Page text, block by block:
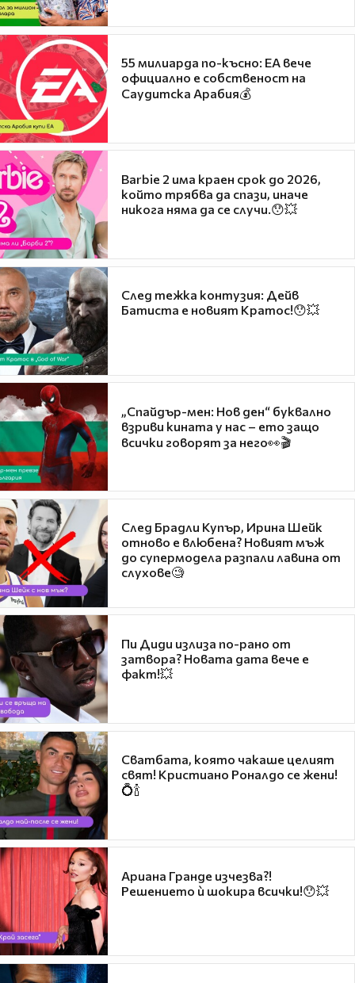
55 милиарда по-късно: EA вече
официално е собственост на
Саудитска Арабия💰
Barbie 2 има краен срок до 2026,
който трябва да спази, иначе
никога няма да се случи.😯💥
След тежка контузия: Дейв
Батиста е новият Кратос!😯💥
„Спайдър-мен: Нов ден“ буквално
взриви кината у нас – ето защо
всички говорят за него👀🎬
След Брадли Купър, Ирина Шейк
отново е влюбена? Новият мъж
до супермодела разпали лавина от
слухове🧐
Пи Диди излиза по-рано от
затвора? Новата дата вече е
факт!💥
Сватбата, която чакаше целият
свят! Кристиано Роналдо се жени!
💍🍾
Ариана Гранде изчезва?!
Решението ѝ шокира всички!😯💥